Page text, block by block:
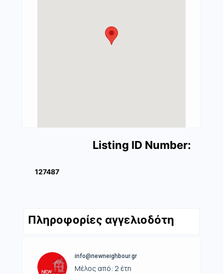
Listing ID Number:
127487
Πληροφορίες αγγελιοδότη
info@newneighbour.gr
Μέλος από: 2 έτη